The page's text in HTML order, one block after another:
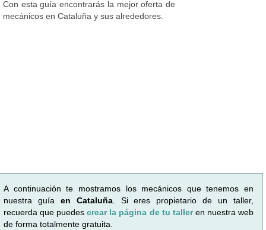
Con esta guía encontrarás la mejor oferta de
mecánicos en Cataluña y sus alrededores.
A continuación te mostramos los mecánicos que tenemos en
nuestra guía en Cataluña. Si eres propietario de un taller,
recuerda que puedescrear la página de tu talleren nuestra web
de forma totalmente gratuita.